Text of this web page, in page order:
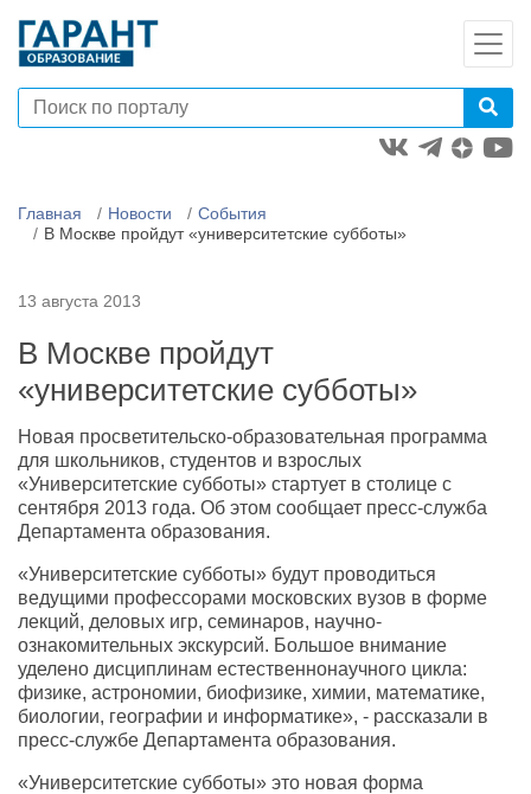
Главная Новости
События
В Москве пройдут «университетские субботы»
13 августа 2013
В Москве пройдут
«университетские субботы»
Новая просветительско-образовательная программа
для школьников, студентов и взрослых
«Университетские субботы» стартует в столице с
сентября 2013 года. Об этом сообщает пресс-служба
Департамента образования.
«Университетские субботы» будут проводиться
ведущими профессорами московских вузов в форме
лекций, деловых игр, семинаров, научно-
ознакомительных экскурсий. Большое внимание
уделено дисциплинам естественнонаучного цикла:
физике, астрономии, биофизике, химии, математике,
биологии, географии и информатике», - рассказали в
пресс-службе Департамента образования.
«Университетские субботы» это новая форма